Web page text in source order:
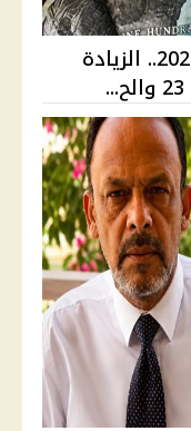
موعد صرف مرتبات أغسطس 2026.. الزيادة